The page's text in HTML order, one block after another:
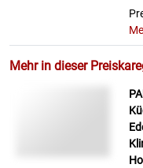
Mehr in dieser